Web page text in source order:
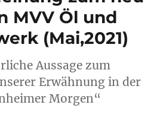
MVV Öl und
(Mai,2021)
Aussage zum
Erwähnung in der
Morgen“